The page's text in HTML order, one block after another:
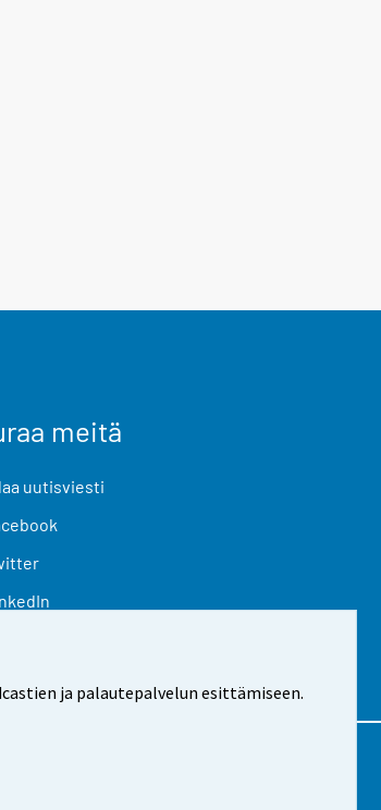
ja palautepalvelun esittämiseen.
meitä
uutisviesti